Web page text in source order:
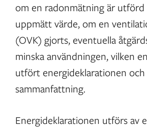
om en radonmätning är utförd
uppmätt värde, om en
(OVK) gjorts, eventuella
minska användningen, vilken
utfört energideklarationen och
sammanfattning.
Energideklarationen utförs av